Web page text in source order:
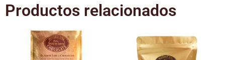
Productos relacionados